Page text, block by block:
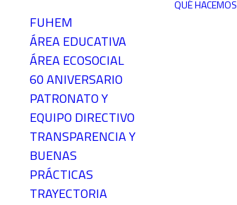
FUHEM
ÁREA EDUCATIVA
ÁREA ECOSOCIAL
60 ANIVERSARIO
PATRONATO Y
EQUIPO DIRECTIVO
TRANSPARENCIA Y
BUENAS
PRÁCTICAS
TRAYECTORIA
QUÉ HACEMOS